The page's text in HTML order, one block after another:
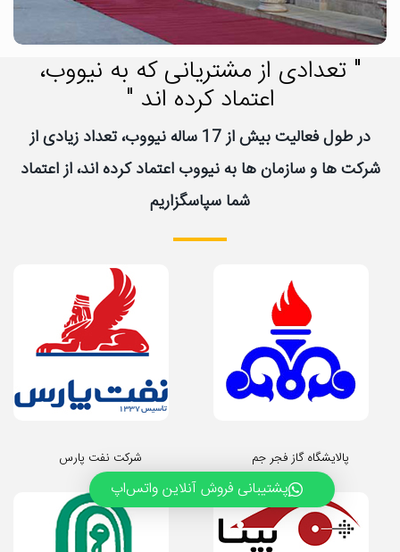
" تعدادی از مشتریانی که به نیووب،
اعتماد کرده اند "
در طول فعالیت بیش از 17 ساله نیووب، تعداد زیادی از
شرکت ها و سازمان ها به نیووب اعتماد کرده اند، از اعتماد
شما سپاسگزاریم
شرکت نفت پارس پالایشگاه گاز فجر جم
پشتیبانی فروش آنلاین واتس‌اپ